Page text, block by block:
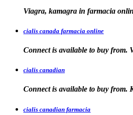
Viagra, kamagra in farmacia
cialis canada farmacia online
Connect is available to buy from.
cialis canadian
Connect is available to buy from.
cialis canadian farmacia